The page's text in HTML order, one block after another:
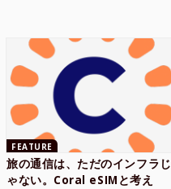
FEATURE
旅の通信は、ただのインフラじ
ゃない。Coral eSIMと考え